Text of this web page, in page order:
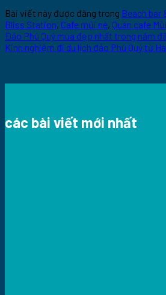
Bài viết này được đăng trong Beach bar
Bliss Station, Cafe mũi né, Quán cafe
Đảo Phú Quý mùa đẹp nhất trong năm
Kinh nghiệm đi du lịch đảo Phú Quý từ
các bài viết mới nhất